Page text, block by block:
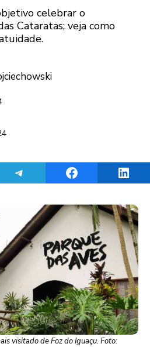
celebrar o
Cataratas; veja como
Share on TelegramShare on Facebook
visitado de Foz do Iguaçu. Foto: